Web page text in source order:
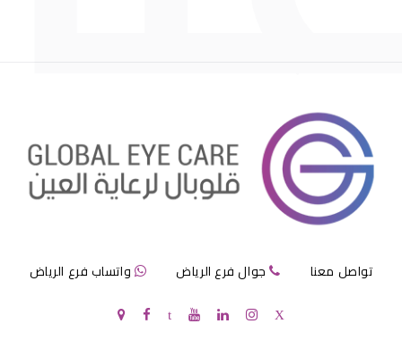
قرنية الصناعية
تواصل معنا جوال فرع الرياض واتساب فرع الرياض